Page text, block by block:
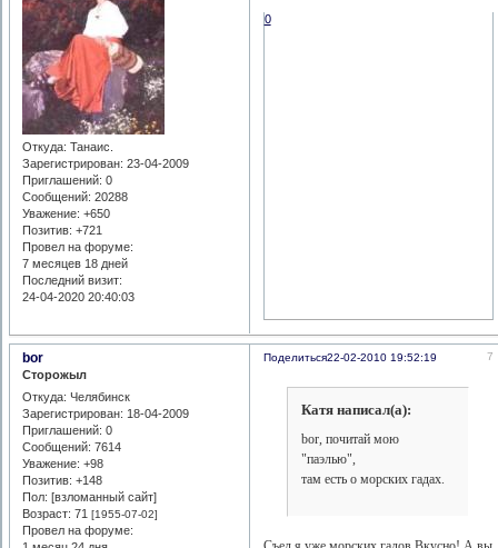
Откуда: Танаис.
Зарегистрирован: 23-04-2009
Приглашений: 0
Сообщений: 20288
Уважение: +650
Позитив: +721
Провел на форуме:
7 месяцев 18 дней
Последний визит:
24-04-2020 20:40:03
0
Поделиться 7
22-02-2010 19:52:19
bor
Сторожыл
Откуда: Челябинск
Зарегистрирован: 18-04-2009
Приглашений: 0
Сообщений: 7614
Уважение: +98
Позитив: +148
Пол: [взломанный сайт]
Возраст: 71[1955-07-02]
Провел на форуме:
Катя написал(а):
bor, почитай мою
"паэлью",
там есть о морских гадах.